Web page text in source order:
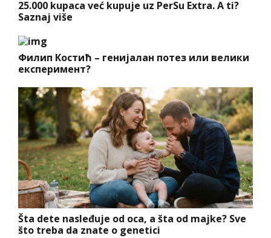
25.000 kupaca već kupuje uz PerSu Extra. A ti?
Saznaj više
Филип Костић – генијалан потез или велики
експеримент?
Šta dete nasleđuje od oca, a šta od majke? Sve
što treba da znate o genetici